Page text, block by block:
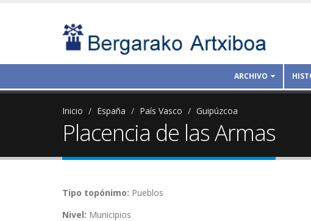
ARCHIVO
Inicio España País Vasco Guipúzcoa
Placencia de las Armas
Tipo topónimo: Pueblos
Nivel: Municipios